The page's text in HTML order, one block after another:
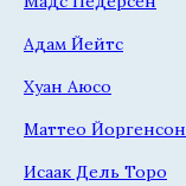
Адам Йейтс
Хуан Аюсо
Маттео Йоргенсон
Исаак Дель Торо